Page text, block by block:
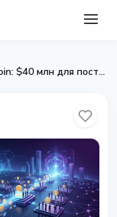
DOJ відкрив компенсації жертвам OneCoin: $40 млн для постраждалих